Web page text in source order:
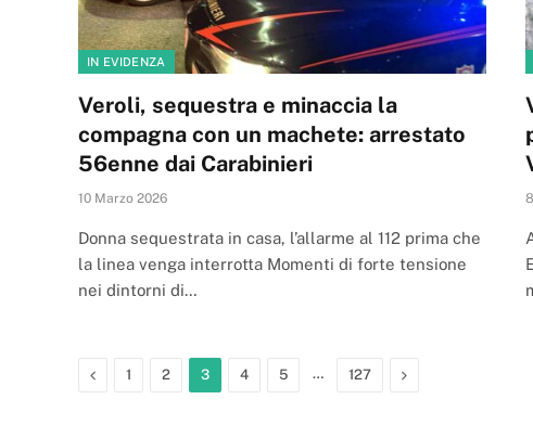
IN EVIDENZA
Veroli, sequestra e minaccia la
compagna con un machete: arrestato
56enne dai Carabinieri
10 Marzo 2026
Donna sequestrata in casa, l’allarme al 112 prima che
la linea venga interrotta Momenti di forte tensione
nei dintorni di…
Previous
1 2 3 4 5 … 127 Next